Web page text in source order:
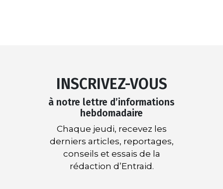
INSCRIVEZ-VOUS
à notre lettre d’informations
hebdomadaire
Chaque jeudi, recevez les
derniers articles, reportages,
conseils et essais de la
rédaction d’Entraid.